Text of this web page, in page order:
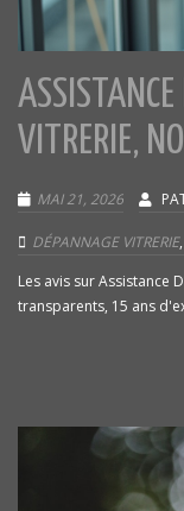
VITRERIE,
MAI 21, 2026
DÉPANNAGE VITRERIE,
Les avis sur Assistance
transparents, 15 ans